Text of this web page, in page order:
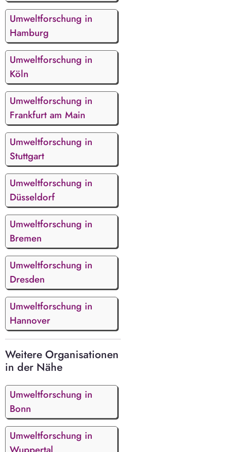
Umweltforschung in
Hamburg
Umweltforschung in
Köln
Umweltforschung in
Frankfurt am Main
Umweltforschung in
Stuttgart
Umweltforschung in
Düsseldorf
Umweltforschung in
Bremen
Umweltforschung in
Dresden
Umweltforschung in
Hannover
Weitere Organisationen
in der Nähe
Umweltforschung in
Bonn
Umweltforschung in